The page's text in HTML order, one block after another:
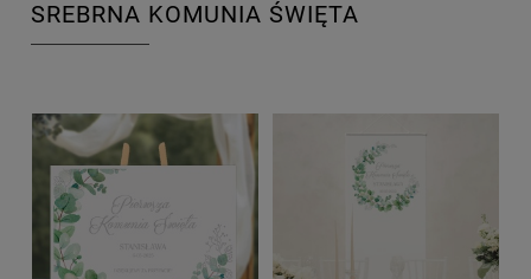
SREBRNA KOMUNIA ŚWIĘTA